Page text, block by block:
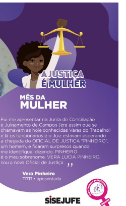
YoutubeTikTok Whatsapp